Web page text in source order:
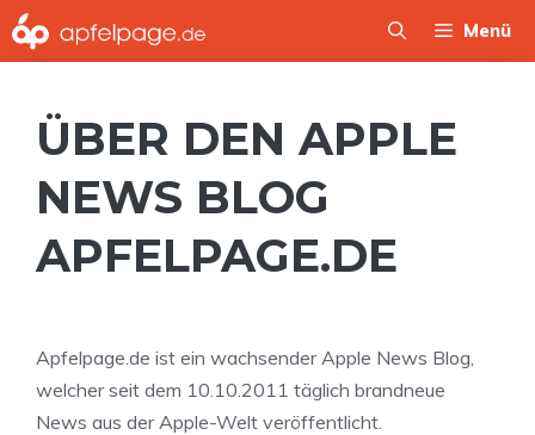
Zum
Inhalt
Menü
ÜBER DEN APPLE
NEWS BLOG
APFELPAGE.DE
Apfelpage.de ist ein wachsender Apple News Blog,
welcher seit dem 10.10.2011 täglich brandneue
News aus der Apple-Welt veröffentlicht.